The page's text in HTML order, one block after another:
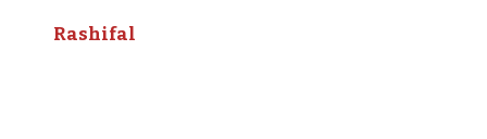
Rashifal